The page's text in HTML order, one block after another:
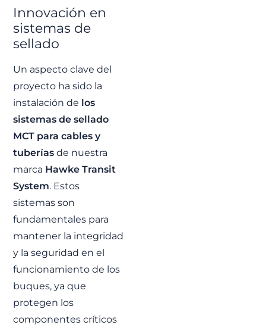
Innovación en
sistemas de
sellado
Un aspecto clave del
proyecto ha sido la
instalación de los
sistemas de sellado
MCT para cables y
tuberías de nuestra
marca Hawke Transit
System. Estos
sistemas son
fundamentales para
mantener la integridad
y la seguridad en el
funcionamiento de los
buques, ya que
protegen los
componentes críticos